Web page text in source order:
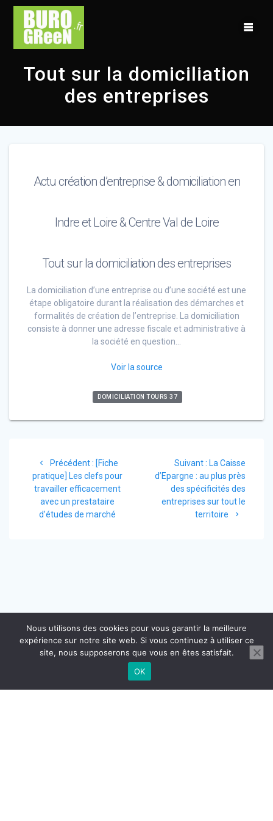
Tout sur la domiciliation
des entreprises
Actu création d’entreprise & domiciliation en
Indre et Loire & Centre Val de Loire
Tout sur la domiciliation des entreprises
La domiciliation d’une entreprise ou d’une société est une
étape obligatoire durant la réalisation des démarches et
formalités de création de l’entreprise. La domiciliation
consiste à donner une adresse fiscale et administrative à
la société en question…
Voir la source
DOMICILIATION TOURS 37
Navigation
de
l’article
Précédent : Article
précédent
:
[Fiche
pratique] Les clefs pour
travailler efficacement
avec un prestataire
d’études de marché
Suivant : Article
suivant
:
La Caisse
d’Epargne : au plus près
des spécificités des
entreprises sur tout le
territoire
Nous utilisons des cookies pour vous garantir la meilleure
expérience sur notre site web. Si vous continuez à utiliser ce
site, nous supposerons que vous en êtes satisfait.
OK